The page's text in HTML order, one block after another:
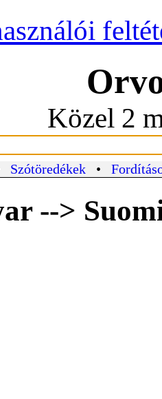
Közel 2
Szótöredékek •
-->